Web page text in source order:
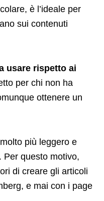
è l’ideale per
sui contenuti
usare rispetto ai
per chi non ha
ottenere un
più leggero e
Per questo motivo,
di creare gli articoli
e mai con i page